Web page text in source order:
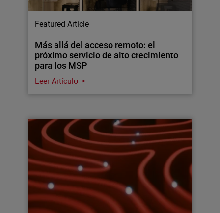
Featured Article
Más allá del acceso remoto: el
próximo servicio de alto crecimiento
para los MSP
Leer Artículo